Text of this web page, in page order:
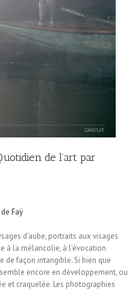
de l’art par
Faÿ
d’aube, portraits aux visages
à la mélancolie, à l’évocation
de façon intangible. Si bien que
encore en développement, ou
et craquelée. Les photographies